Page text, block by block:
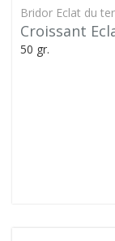
Bridor Eclat du
Croissant
50 gr.